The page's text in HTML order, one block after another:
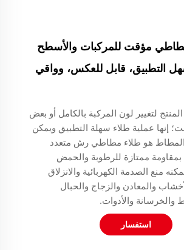
مؤقت للمركبات والأسطح
التطبيق، قابل للعكس، وواقي
لتغيير لون المركبة بالكامل أو بعض
إنها عملية طلاء سهلة التطبيق ويمكن
المطاط هو طلاء مطاطي رش متعدد
بمقاومة ممتازة للرطوبة والحمض
منع الصدمة الكهربائية والانزلاق
والمعادن والزجاج والحبال
والخرسانة والأدوات.
استفسار